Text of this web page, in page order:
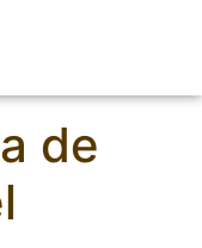
de